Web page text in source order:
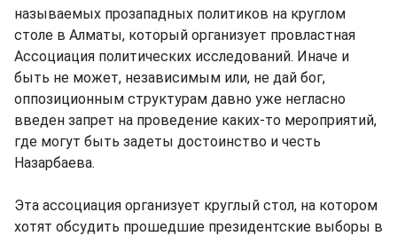
называемых прозападных политиков на круглом
столе в Алматы, который организует провластная
Ассоциация политических исследований. Иначе и
быть не может, независимым или, не дай бог,
оппозиционным структурам давно уже негласно
введен запрет на проведение каких-то мероприятий,
где могут быть задеты достоинство и честь
Назарбаева.
Эта ассоциация организует круглый стол, на котором
хотят обсудить прошедшие президентские выборы в